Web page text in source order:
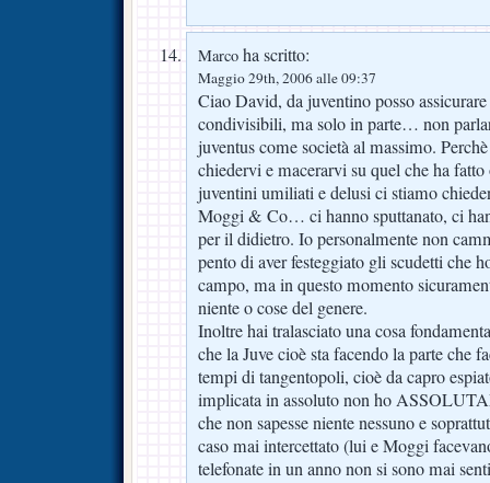
Marco ha scritto:
Maggio 29th, 2006 alle 09:37
Ciao David, da juventino posso
condivisibili, ma solo in parte… non
juventus come società al massimo.
chiedervi e macerarvi su quel che ha
juventini umiliati e delusi ci stiamo
Moggi & Co… ci hanno sputtanato, ci
per il didietro. Io personalmente non
pento di aver festeggiato gli scudetti che
campo, ma in questo momento
niente o cose del genere.
Inoltre hai tralasciato una cosa
che la Juve cioè sta facendo la parte che
tempi di tangentopoli, cioè da capro
implicata in assoluto non ho
che non sapesse niente nessuno e
caso mai intercettato (lui e Moggi
telefonate in un anno non si sono mai